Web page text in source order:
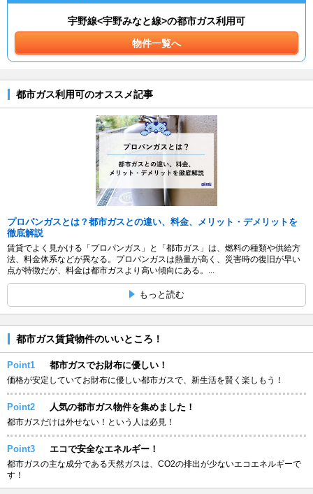
宇野線<宇野みなと線>の都市ガス利用可
物件一覧へ
都市ガス利用可のオススメ記事
プロパンガスとは？都市ガスとの違い、料金、メリット・デメリットを
徹底解説
賃貸でよく見かける「プロパンガス」と「都市ガス」は、燃料の種類や供給方
法、料金体系などが異なる。プロパンガスは熱量が高く、災害時の復旧が早い
点が特徴だが、料金は都市ガスより高い傾向にある。...
もっと読む
都市ガス賃貸物件のいいところ！
Point1 都市ガスでお財布に優しい！
価格が安定していてお財布に優しい都市ガスで、新生活を賢く楽しもう！
Point2 人気の都市ガス物件を集めました！
都市ガスだけは外せない！という人は必見！
Point3 エコで安全なエネルギー！
都市ガスの主な成分である天然ガスは、CO2の排出が少ないエコエネルギーで
す！